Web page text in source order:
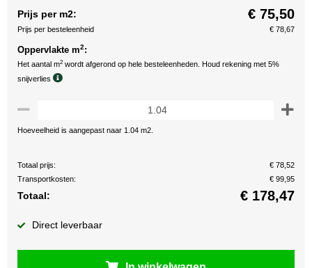
Prijs per m2: € 75,50
Prijs per besteleenheid € 78,67
Oppervlakte m2:
Het aantal m2 wordt afgerond op hele besteleenheden. Houd rekening met 5%
snijverlies
Hoeveelheid is aangepast naar 1.04 m2.
Totaal prijs:
€ 78,52
Transportkosten:
€ 99,95
Totaal: € 178,47
Direct leverbaar